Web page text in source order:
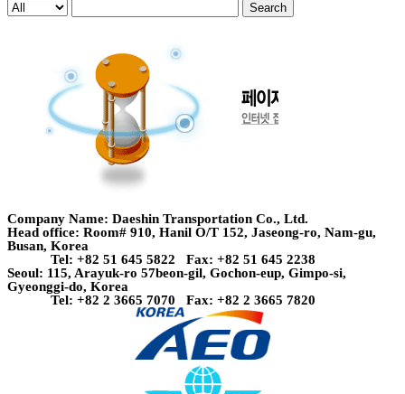
Search
Company Name: Daeshin Transportation Co., Ltd.
Head office: Room# 910, Hanil O/T 152, Jaseong-ro, Nam-gu,
Busan, Korea
Tel: +82 51 645 5822 Fax: +82 51 645 2238
Seoul: 115, Arayuk-ro 57beon-gil, Gochon-eup, Gimpo-si,
Gyeonggi-do, Korea
Tel: +82 2 3665 7070 Fax: +82 2 3665 7820